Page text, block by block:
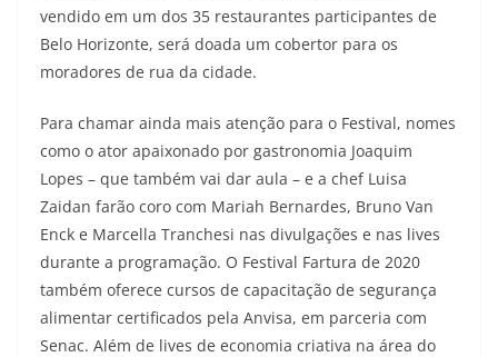
vendido em um dos 35 restaurantes participantes de
Belo Horizonte, será doada um cobertor para os
moradores de rua da cidade.
Para chamar ainda mais atenção para o Festival, nomes
como o ator apaixonado por gastronomia Joaquim
Lopes – que também vai dar aula – e a chef Luisa
Zaidan farão coro com Mariah Bernardes, Bruno Van
Enck e Marcella Tranchesi nas divulgações e nas lives
durante a programação. O Festival Fartura de 2020
também oferece cursos de capacitação de segurança
alimentar certificados pela Anvisa, em parceria com
Senac. Além de lives de economia criativa na área do